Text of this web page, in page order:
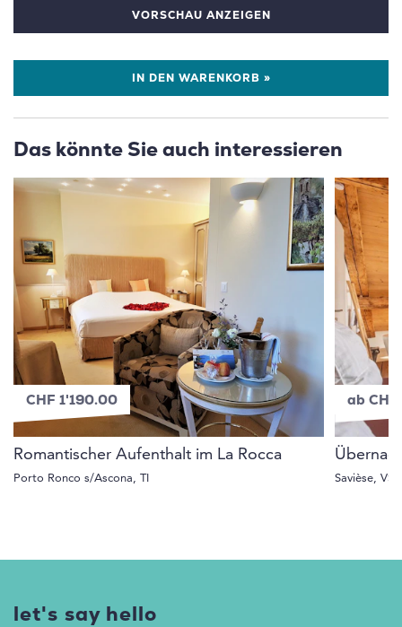
VORSCHAU ANZEIGEN
IN DEN WARENKORB »
Das könnte Sie auch interessieren
CHF 1'190.00
Romantischer Aufenthalt im La Rocca
Porto Ronco s/Ascona, TI
ab
Savièse, VS
let's say hello